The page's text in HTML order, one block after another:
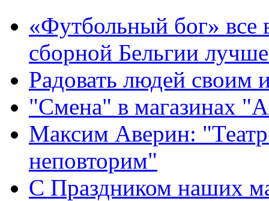
«Футбольный бог» все
сборной Бельгии
Радовать людей своим
"Смена" в магазинах
Максим Аверин:
неповторим"
С Праздником наших